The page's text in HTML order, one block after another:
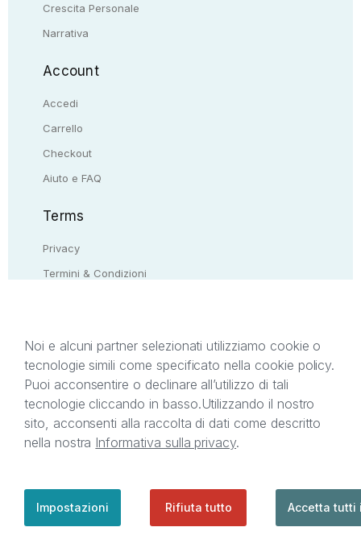
Crescita Personale
Narrativa
Account
Accedi
Carrello
Checkout
Aiuto e FAQ
Terms
Privacy
Termini & Condizioni
Il presente sito web è di proprietà di StreetLib S.r.l.
C.F. e P.IVA 05338720963. StreetLib S.r.l. è
titolare di tutti i diritti di proprietà intellettuale
afferenti ai marchi, loghi e segni distintivi presenti
sul sito web. Si invita l’utente a prendere visione
support@streetlib.com
Noi e alcuni partner selezionati utilizziamo cookie o
tecnologie simili come specificato nella cookie policy.
Puoi acconsentire o declinare all’utilizzo di tali
tecnologie cliccando in basso.Utilizzando il nostro
sito, acconsenti alla raccolta di dati come descritto
nella nostra Informativa sulla privacy.
Impostazioni Rifiuta tutto Accetta tutti